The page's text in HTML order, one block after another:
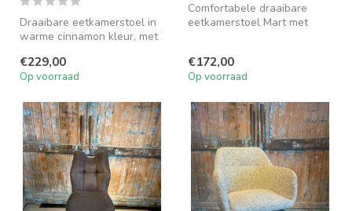
Draaibare eetkamerstoel in
warme cinnamon kleur, met
meta...
€229,00
Op voorraad
Comfortabele draaibare
eetkamerstoel Mart met
€172,00
Op voorraad